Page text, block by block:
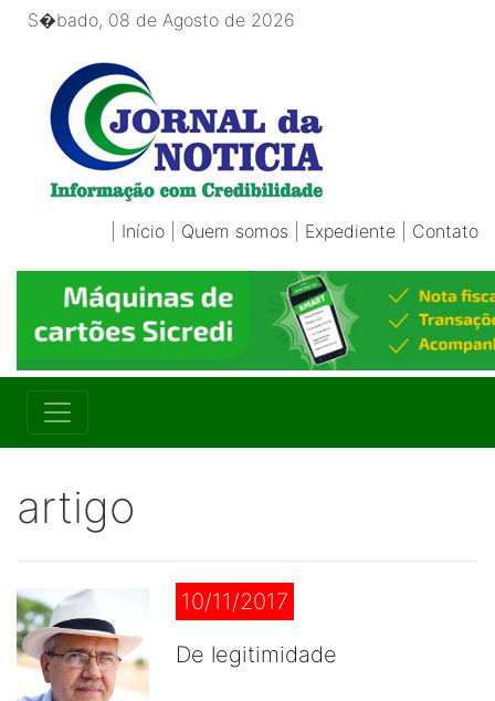
S�bado, 08 de Agosto de 2026
Início Quem somos Expediente Contato
artigo
10/11/2017
De legitimidade